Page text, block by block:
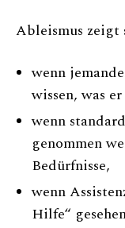
Ableismus zeigt
wenn
wissen, was
wenn
genommen
Bedürfnisse,
wenn
Hilfe“